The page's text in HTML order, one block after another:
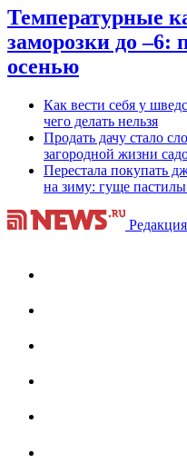
Температурные
заморозки до –6:
осенью
Как вести себя у
чего делать нельзя
Продать дачу стало
загородной жизни
Перестала покупать
на зиму: гуще
Редакция